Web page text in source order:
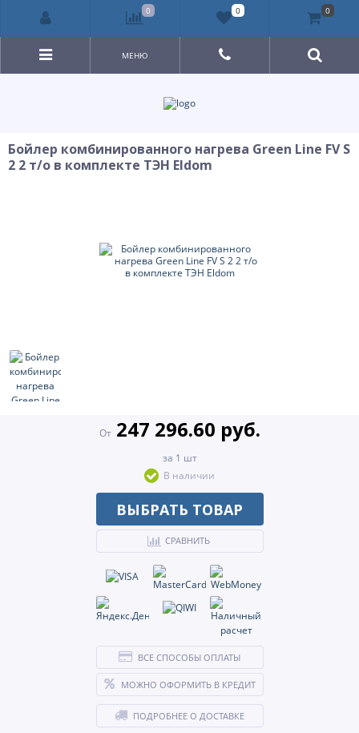
МЕНЮ
Бойлер комбинированного нагрева Green Line FV S
2 2 т/о в комплекте ТЭН Eldom
От247 296.60 руб.
за 1 шт
В наличии
ВЫБРАТЬ ТОВАР
СРАВНИТЬ
ВСЕ СПОСОБЫ ОПЛАТЫ
МОЖНО ОФОРМИТЬ В КРЕДИТ
ПОДРОБНЕЕ О ДОСТАВКЕ
0 0 0